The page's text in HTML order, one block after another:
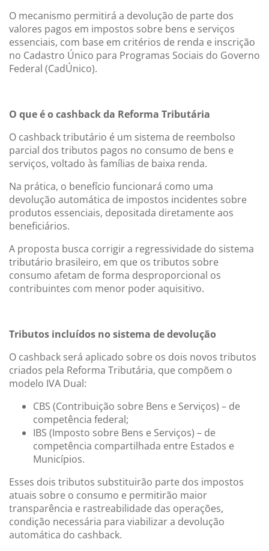
O mecanismo permitirá a devolução de parte dos
valores pagos em impostos sobre bens e serviços
essenciais, com base em critérios de renda e inscrição
no Cadastro Único para Programas Sociais do Governo
Federal (CadÚnico).
O que é o cashback da Reforma Tributária
O cashback tributário é um sistema de reembolso
parcial dos tributos pagos no consumo de bens e
serviços, voltado às famílias de baixa renda.
Na prática, o benefício funcionará como uma
devolução automática de impostos incidentes sobre
produtos essenciais, depositada diretamente aos
beneficiários.
A proposta busca corrigir a regressividade do sistema
tributário brasileiro, em que os tributos sobre
consumo afetam de forma desproporcional os
contribuintes com menor poder aquisitivo.
Tributos incluídos no sistema de devolução
O cashback será aplicado sobre os dois novos tributos
criados pela Reforma Tributária, que compõem o
modelo IVA Dual:
CBS (Contribuição sobre Bens e Serviços) – de
competência federal;
IBS (Imposto sobre Bens e Serviços) – de
competência compartilhada entre Estados e
Municípios.
Esses dois tributos substituirão parte dos impostos
atuais sobre o consumo e permitirão maior
transparência e rastreabilidade das operações,
condição necessária para viabilizar a devolução
automática do cashback.